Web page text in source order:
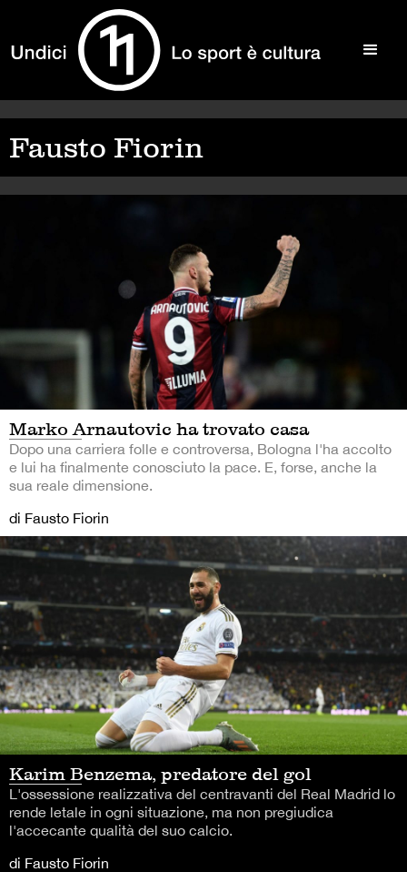
Fausto Fiorin
Marko Arnautovic ha trovato casa
Dopo una carriera folle e controversa, Bologna l'ha accolto
e lui ha finalmente conosciuto la pace. E, forse, anche la
sua reale dimensione.
di Fausto Fiorin
Karim Benzema, predatore del gol
L'ossessione realizzativa del centravanti del Real Madrid lo
rende letale in ogni situazione, ma non pregiudica
l'accecante qualità del suo calcio.
di Fausto Fiorin